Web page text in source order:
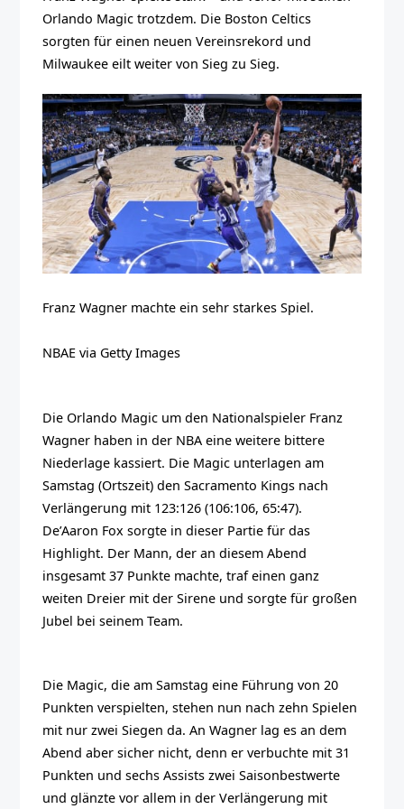
Orlando Magic trotzdem. Die Boston Celtics
sorgten für einen neuen Vereinsrekord und
Milwaukee eilt weiter von Sieg zu Sieg.
Franz Wagner machte ein sehr starkes Spiel.
NBAE via Getty Images
Die Orlando Magic um den Nationalspieler Franz
Wagner haben in der NBA eine weitere bittere
Niederlage kassiert. Die Magic unterlagen am
Samstag (Ortszeit) den Sacramento Kings nach
Verlängerung mit 123:126 (106:106, 65:47).
De’Aaron Fox sorgte in dieser Partie für das
Highlight. Der Mann, der an diesem Abend
insgesamt 37 Punkte machte, traf einen ganz
weiten Dreier mit der Sirene und sorgte für großen
Jubel bei seinem Team.
Die Magic, die am Samstag eine Führung von 20
Punkten verspielten, stehen nun nach zehn Spielen
mit nur zwei Siegen da. An Wagner lag es an dem
Abend aber sicher nicht, denn er verbuchte mit 31
Punkten und sechs Assists zwei Saisonbestwerte
und glänzte vor allem in der Verlängerung mit